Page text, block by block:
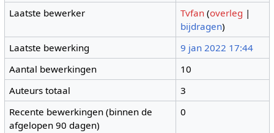
Laatste bewerker Tvfan (overleg |
bijdragen)
Laatste bewerking
9 jan 2022 17:44
Aantal bewerkingen
10
Auteurs totaal
3
Recente bewerkingen (binnen de
afgelopen 90 dagen)
0